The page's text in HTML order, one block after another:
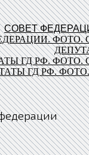
СОВЕТ
ФОТО.
ГД РФ. ФОТО.
ГД РФ.